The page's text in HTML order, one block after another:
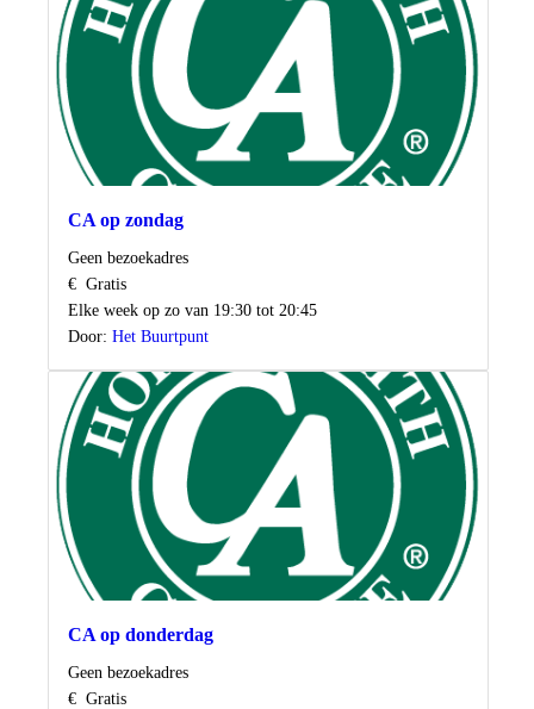
CA op zondag
Locatie
Geen bezoekadres
Kosten
€ Gratis
Wanneer
Elke week op zo van 19:30 tot 20:45
Door: Het Buurtpunt
CA op donderdag
Locatie
Geen bezoekadres
Kosten
€ Gratis